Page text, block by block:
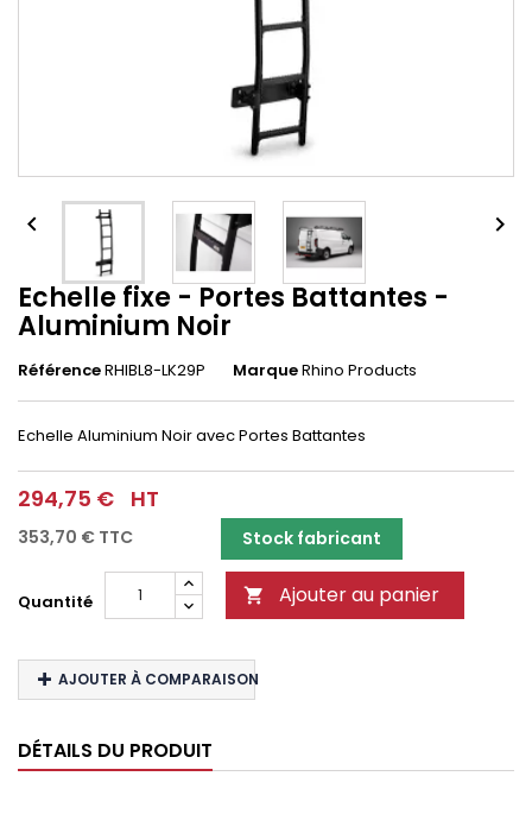
 
Echelle fixe - Portes Battantes -
Aluminium Noir
RéférenceRHIBL8-LK29P MarqueRhino Products
Echelle Aluminium Noir avec Portes Battantes
294,75 € HT
353,70 € TTC Stock fabricant
Quantité  Ajouter au panier
AJOUTER À COMPARAISON
DÉTAILS DU PRODUIT